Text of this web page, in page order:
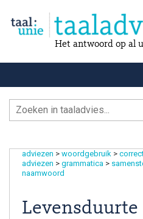
Het antwoord op al
adviezen > woordgebruik >
adviezen > grammatica >
naamwoord